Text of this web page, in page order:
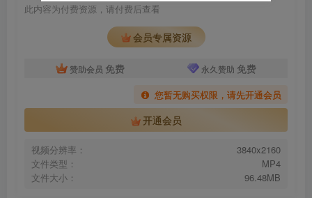
此内容为付费资源，请付费后查看
会员专属资源
赞助会员 免费 永久赞助 免费
您暂无购买权限，请先开通会员
开通会员
视频分辨率：
3840x2160
文件类型：
MP4
文件大小：
96.48MB